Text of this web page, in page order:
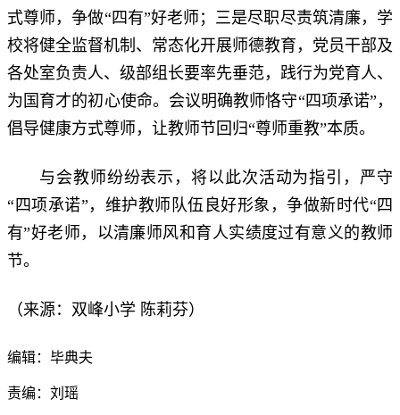
式尊师，争做“四有”好老师；三是尽职尽责筑清廉，学
校将健全监督机制、常态化开展师德教育，党员干部及
各处室负责人、级部组长要率先垂范，践行为党育人、
为国育才的初心使命。会议明确教师恪守“四项承诺”，
倡导健康方式尊师，让教师节回归“尊师重教”本质。
与会教师纷纷表示，将以此次活动为指引，严守
“四项承诺”，维护教师队伍良好形象，争做新时代“四
有”好老师，以清廉师风和育人实绩度过有意义的教师
节。
（来源：双峰小学 陈莉芬）
编辑：毕典夫
责编：刘瑶